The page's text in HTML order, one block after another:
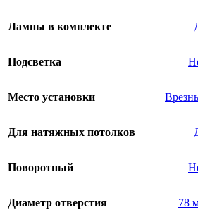
Лампы в комплекте
Подсветка
Место установки
Для натяжных потолков
Поворотный
Диаметр отверстия 78